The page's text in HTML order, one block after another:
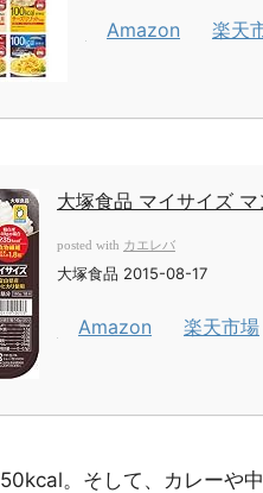
Amazon 楽天
大塚食品 マイサイズ
posted with カエレバ
大塚食品 2015-08-17
Amazon 楽天市場
。そして、カレーや